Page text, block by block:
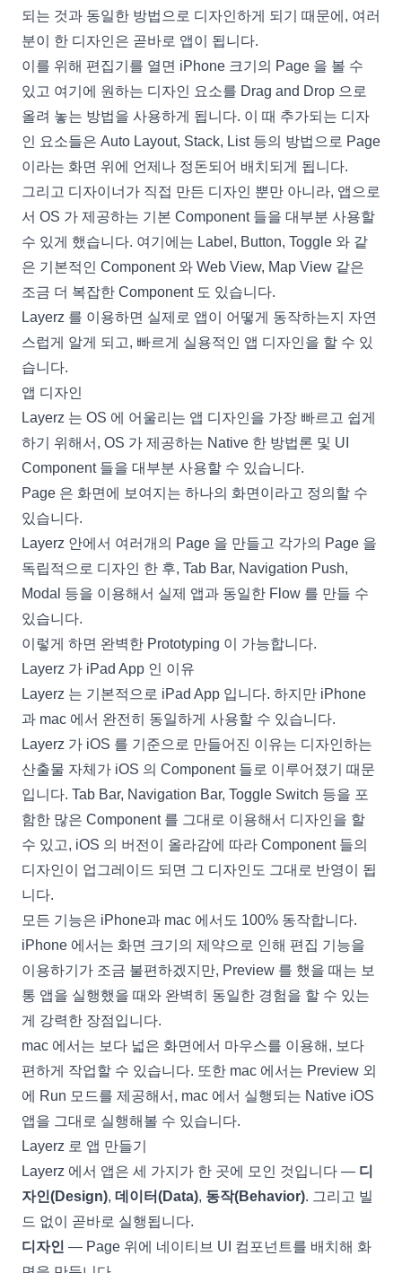
되는 것과 동일한 방법으로 디자인하게 되기 때문에, 여러
분이 한 디자인은 곧바로 앱이 됩니다.
이를 위해 편집기를 열면 iPhone 크기의 Page 을 볼 수
있고 여기에 원하는 디자인 요소를 Drag and Drop 으로
올려 놓는 방법을 사용하게 됩니다. 이 때 추가되는 디자
인 요소들은 Auto Layout, Stack, List 등의 방법으로 Page
이라는 화면 위에 언제나 정돈되어 배치되게 됩니다.
그리고 디자이너가 직접 만든 디자인 뿐만 아니라, 앱으로
서 OS 가 제공하는 기본 Component 들을 대부분 사용할
수 있게 했습니다. 여기에는 Label, Button, Toggle 와 같
은 기본적인 Component 와 Web View, Map View 같은
조금 더 복잡한 Component 도 있습니다.
Layerz 를 이용하면 실제로 앱이 어떻게 동작하는지 자연
스럽게 알게 되고, 빠르게 실용적인 앱 디자인을 할 수 있
습니다.
앱 디자인
Layerz 는 OS 에 어울리는 앱 디자인을 가장 빠르고 쉽게
하기 위해서, OS 가 제공하는 Native 한 방법론 및 UI
Component 들을 대부분 사용할 수 있습니다.
Page 은 화면에 보여지는 하나의 화면이라고 정의할 수
있습니다.
Layerz 안에서 여러개의 Page 을 만들고 각가의 Page 을
독립적으로 디자인 한 후, Tab Bar, Navigation Push,
Modal 등을 이용해서 실제 앱과 동일한 Flow 를 만들 수
있습니다.
이렇게 하면 완벽한 Prototyping 이 가능합니다.
Layerz 가 iPad App 인 이유
Layerz 는 기본적으로 iPad App 입니다. 하지만 iPhone
과 mac 에서 완전히 동일하게 사용할 수 있습니다.
Layerz 가 iOS 를 기준으로 만들어진 이유는 디자인하는
산출물 자체가 iOS 의 Component 들로 이루어졌기 때문
입니다. Tab Bar, Navigation Bar, Toggle Switch 등을 포
함한 많은 Component 를 그대로 이용해서 디자인을 할
수 있고, iOS 의 버전이 올라감에 따라 Component 들의
디자인이 업그레이드 되면 그 디자인도 그대로 반영이 됩
니다.
모든 기능은 iPhone과 mac 에서도 100% 동작합니다.
iPhone 에서는 화면 크기의 제약으로 인해 편집 기능을
이용하기가 조금 불편하겠지만, Preview 를 했을 때는 보
통 앱을 실행했을 때와 완벽히 동일한 경험을 할 수 있는
게 강력한 장점입니다.
mac 에서는 보다 넓은 화면에서 마우스를 이용해, 보다
편하게 작업할 수 있습니다. 또한 mac 에서는 Preview 외
에 Run 모드를 제공해서, mac 에서 실행되는 Native iOS
앱을 그대로 실행해볼 수 있습니다.
Layerz 로 앱 만들기
Layerz 에서 앱은 세 가지가 한 곳에 모인 것입니다 — 디
자인(Design), 데이터(Data), 동작(Behavior). 그리고 빌
드 없이 곧바로 실행됩니다.
디자인 — Page 위에 네이티브 UI 컴포넌트를 배치해 화